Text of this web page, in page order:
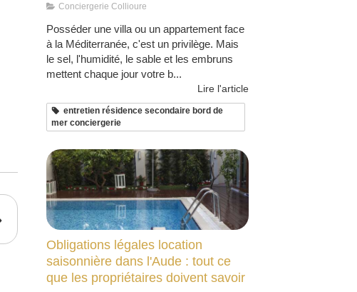
Conciergerie Collioure
Posséder une villa ou un appartement face
à la Méditerranée, c'est un privilège. Mais
le sel, l'humidité, le sable et les embruns
mettent chaque jour votre b...
Lire l'article
entretien résidence secondaire bord de
mer conciergerie
Obligations légales location
saisonnière dans l'Aude : tout ce
que les propriétaires doivent savoir